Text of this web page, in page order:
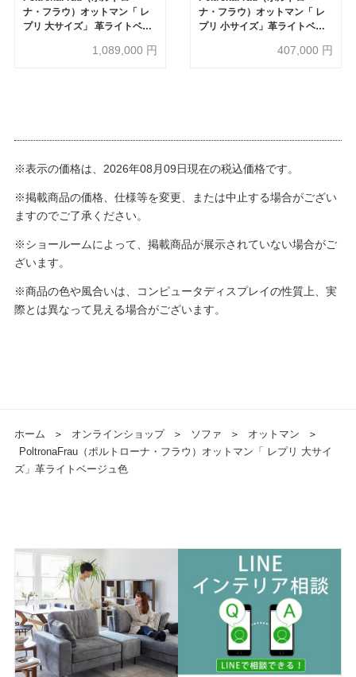
ナ・フラウ）オットマン「 レ
プリ 大サイズ」 革ライトベー
1,089,000 円
ナ・フラウ）オットマン「 レ
プリ 小サイズ」革ライトベー
407,000 円
※表示の価格は、2026年08月09日現在の税込価格です。
※掲載商品の価格、仕様等を変更、または中止する場合がござい
ますのでご了承ください。
※ショールームによって、掲載商品が展示されていない場合がご
ざいます。
※商品の色や風合いは、コンピュータディスプレイの性質上、実
際とは異なって見える場合がございます。
ホーム ＞ オンラインショップ ＞ ソファ ＞ オットマン
＞
PoltronaFrau（ポルトローナ・フラウ）オットマン「 レプリ 大サイ
ズ」革ライトベージュ色